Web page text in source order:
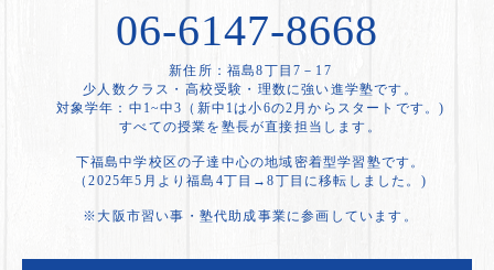
06-6147-8668
新住所：福島8丁目7－17
少人数クラス・高校受験・理数に強い進学塾です。
対象学年：中1~中3（新中1は小6の2月からスタートです。)
すべての授業を塾長が直接担当します。
下福島中学校区の子達中心の地域密着型学習塾です。
（2025年5月より福島4丁目→8丁目に移転しました。)
※大阪市習い事・塾代助成事業に参画しています。